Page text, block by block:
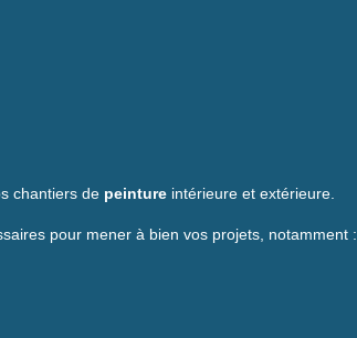
chantiers de peinture intérieure et extérieure.
pour mener à bien vos projets, notamment :